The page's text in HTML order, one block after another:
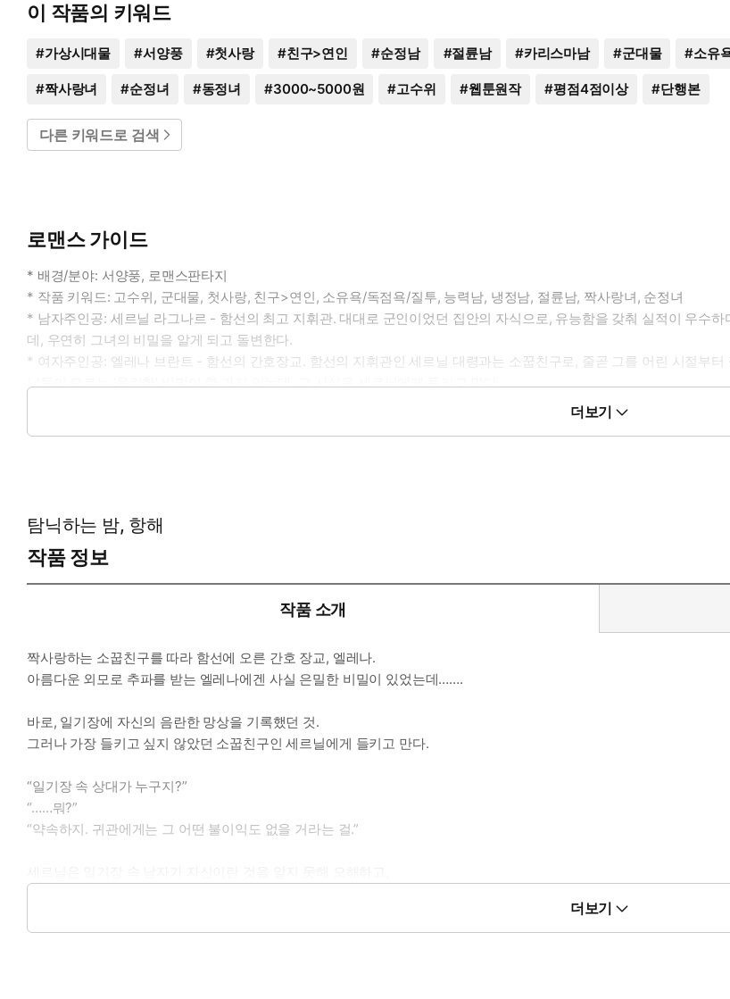
이 작품의 키워드
#가상시대물 #서양풍 #첫사랑 #친구>연인 #순정남 #절륜남 #카리스마남 #군대물 #소유
#짝사랑녀 #순정녀 #동정녀 #3000~5000원 #고수위 #웹툰원작 #평점4점이상 #단행본
다른 키워드로 검색
로맨스 가이드
* 배경/분야: 서양풍, 로맨스판타지
* 작품 키워드: 고수위, 군대물, 첫사랑, 친구>연인, 소유욕/독점욕/질투, 능력남, 냉정남, 절륜남, 짝사랑녀, 순정녀
* 남자주인공: 세르닐 라그나르 - 함선의 최고 지휘관. 대대로 군인이었던 집안의 자식으로, 유능함을 갖춰 실적이 우수
데, 우연히 그녀의 비밀을 알게 되고 돌변한다.
* 여자주인공: 엘레나 브란트 - 함선의 간호장교. 함선의 지휘관인 세르닐 대령과는 소꿉친구로, 줄곧 그를 어린 시절부
남들이 모르는 ‘음란한’ 비밀이 한 가지 있는데, 그 사실을 세르닐에게 들키고 만다.
* 이럴 때 보세요: 오해로 엇갈린 소꿉친구 관계와 질투로 눈이 돌아버린 남주의 음란한 취조를 보고 싶을 때
더보기
탐닉하는 밤, 항해
작품 정보
작품 소개
짝사랑하는 소꿉친구를 따라 함선에 오른 간호 장교, 엘레나.
아름다운 외모로 추파를 받는 엘레나에겐 사실 은밀한 비밀이 있었는데…….
바로, 일기장에 자신의 음란한 망상을 기록했던 것.
그러나 가장 들키고 싶지 않았던 소꿉친구인 세르닐에게 들키고 만다.
“일기장 속 상대가 누구지?”
“……뭐?”
“약속하지. 귀관에게는 그 어떤 불이익도 없을 거라는 걸.”
“……이러지 마. 우리 이러면 안 되잖아. 응?”
더보기